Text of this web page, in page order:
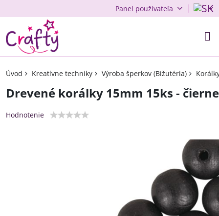
Panel používateľa
Úvod Kreatívne techniky Výroba šperkov (Bižutéria)
Drevené korálky 15mm 15ks - čierne
Hodnotenie